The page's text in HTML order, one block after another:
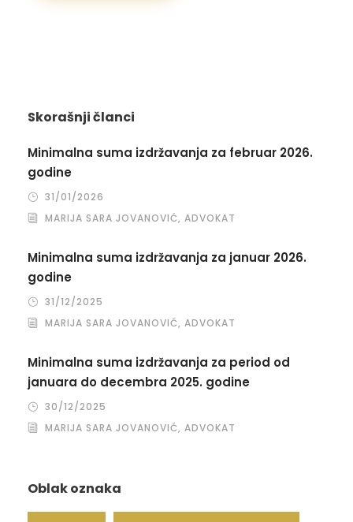
Skorašnji članci
Minimalna suma izdržavanja za februar 2026.
godine
31/01/2026
MARIJA SARA JOVANOVIĆ, ADVOKAT
Minimalna suma izdržavanja za januar 2026.
godine
31/12/2025
MARIJA SARA JOVANOVIĆ, ADVOKAT
Minimalna suma izdržavanja za period od
januara do decembra 2025. godine
30/12/2025
MARIJA SARA JOVANOVIĆ, ADVOKAT
Oblak oznaka